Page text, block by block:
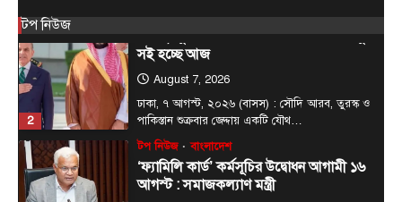
টপ নিউজ
2
আন্তর্জাতিক টপ নিউজ
সৌদি, তুরস্ক ও পাকিস্তানের মধ্যে প্রতিরক্ষা চুক্তি
সই হচ্ছে আজ
August 7, 2026
ঢাকা, ৭ আগস্ট, ২০২৬ (বাসস) : সৌদি আরব, তুরস্ক ও
পাকিস্তান শুক্রবার জেদ্দায় একটি যৌথ…
টপ নিউজ বাংলাদেশ
‘ফ্যামিলি কার্ড’ কর্মসূচির উদ্বোধন আগামী ১৬
আগস্ট : সমাজকল্যাণ মন্ত্রী